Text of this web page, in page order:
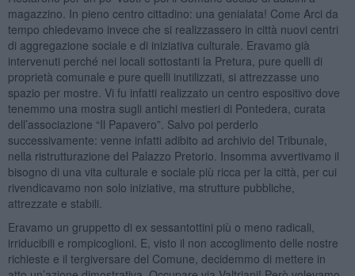
magazzino. In pieno centro cittadino: una genialata! Come Arci da
tempo chiedevamo invece che si realizzassero in città nuovi centri
di aggregazione sociale e di iniziativa culturale. Eravamo già
intervenuti perché nei locali sottostanti la Pretura, pure quelli di
proprietà comunale e pure quelli inutilizzati, si attrezzasse uno
spazio per mostre. Vi fu infatti realizzato un centro espositivo dove
tenemmo una mostra sugli antichi mestieri di Pontedera, curata
dell’associazione “Il Papavero”. Salvo poi perderlo
successivamente: venne infatti adibito ad archivio del Tribunale,
nella ristrutturazione del Palazzo Pretorio. Insomma avvertivamo il
bisogno di una vita culturale e sociale più ricca per la città, per cui
rivendicavamo non solo iniziative, ma strutture pubbliche,
attrezzate e stabili.
Eravamo un gruppetto di ex sessantottini più o meno radicali,
irriducibili e rompicoglioni. E, visto il non accoglimento delle nostre
richieste e il tergiversare del Comune, decidemmo di mettere in